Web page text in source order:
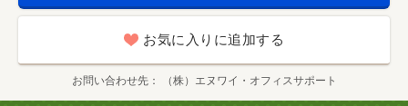
お気に入りに追加する
お問い合わせ先 （株）エヌワイ・オフィスサポート